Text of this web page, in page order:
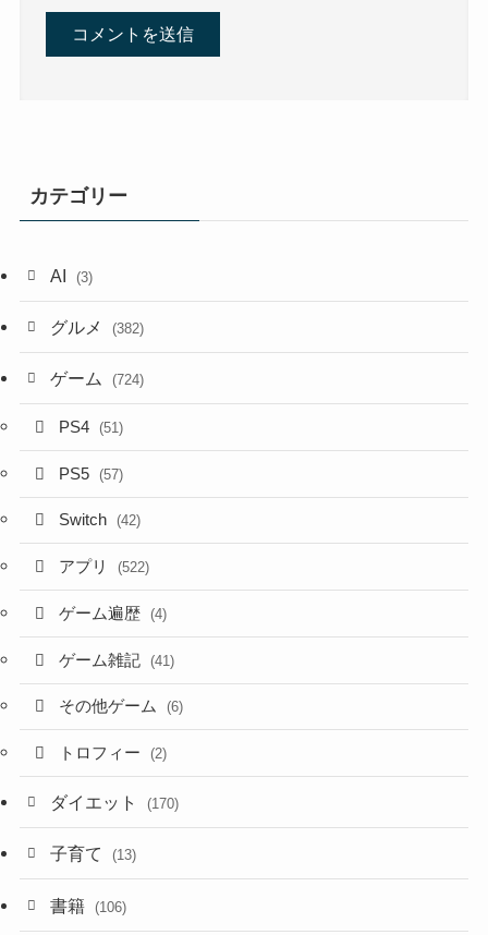
カテゴリー
AI (3)
グルメ (382)
ゲーム (724)
PS4 (51)
PS5 (57)
Switch (42)
アプリ (522)
ゲーム遍歴 (4)
ゲーム雑記 (41)
その他ゲーム (6)
トロフィー (2)
ダイエット (170)
子育て (13)
書籍 (106)